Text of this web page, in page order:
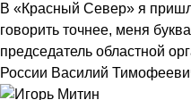
В «Красный Север» я
говорить точнее, меня
председатель областной
России Василий